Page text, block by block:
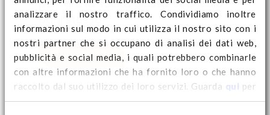
analizzare il nostro traffico. Condividiamo inoltre
informazioni sul modo in cui utilizza il nostro sito con i
nostri partner che si occupano di analisi dei dati web,
pubblicità e social media, i quali potrebbero combinarle
con altre informazioni che ha fornito loro o che hanno
raccolto dal suo utilizzo dei loro servizi. Guarda qui per
ulteriori informazioni sui cookie e per modificare il tuo
lagere gewicht (<25 kg) blijft de
pallet gemakkelijk te hanteren
zonder concessies te doen aan
de draagkracht.
Duurzaam:Gemaakt van
hoogwaardig kunststof, volledig
recyclebaar en bestand tegen
per fare la scelta giusta. Scaricalo
oggi stesso!
Downloads